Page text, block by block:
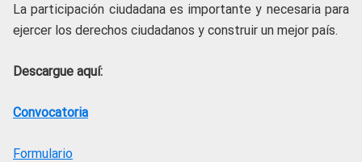
La participación ciudadana es importante y necesaria para
ejercer los derechos ciudadanos y construir un mejor país.
Descargue aquí:
Convocatoria
Formulario